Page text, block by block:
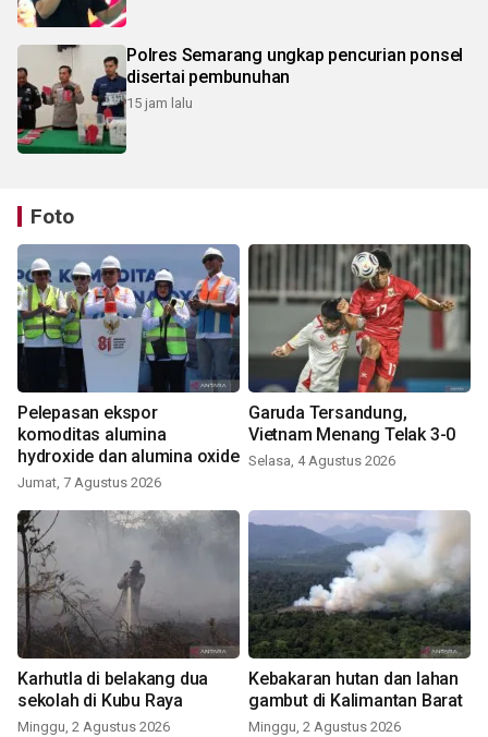
Polres Semarang ungkap pencurian ponsel
disertai pembunuhan
15 jam lalu
Foto
Pelepasan ekspor
komoditas alumina
hydroxide dan alumina oxide
Jumat, 7 Agustus 2026
Garuda Tersandung,
Vietnam Menang Telak 3-0
Selasa, 4 Agustus 2026
Karhutla di belakang dua
sekolah di Kubu Raya
Minggu, 2 Agustus 2026
Kebakaran hutan dan lahan
gambut di Kalimantan Barat
Minggu, 2 Agustus 2026